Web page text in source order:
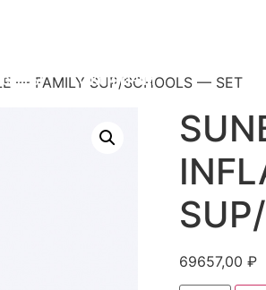
О Компании
— FAMILY SUP/SCHOOLS — SET
69657,00 ₽